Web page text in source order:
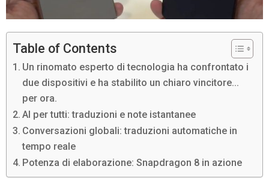
Table of Contents
Un rinomato esperto di tecnologia ha confrontato i
due dispositivi e ha stabilito un chiaro vincitore…
per ora.
AI per tutti: traduzioni e note istantanee
Conversazioni globali: traduzioni automatiche in
tempo reale
Potenza di elaborazione: Snapdragon 8 in azione